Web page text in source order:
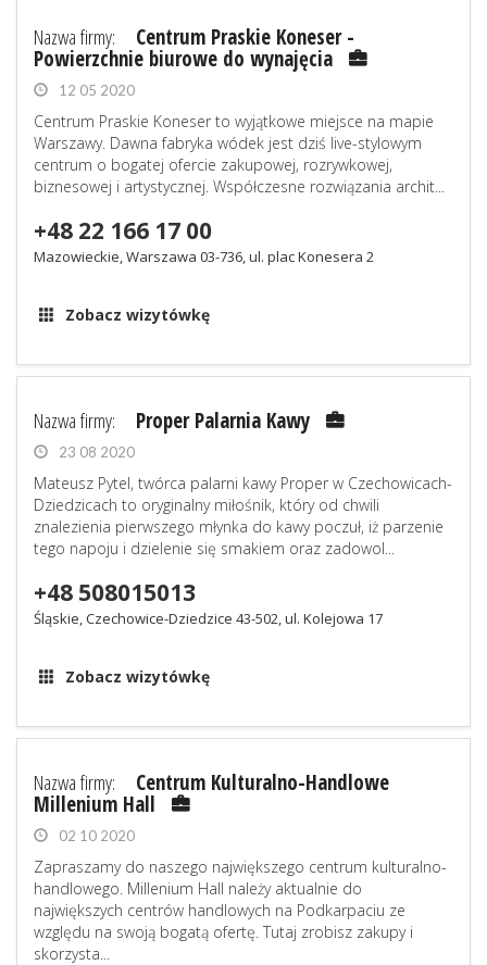
Nazwa firmy: Centrum Praskie Koneser -
Powierzchnie biurowe do wynajęcia
12 05 2020
Centrum Praskie Koneser to wyjątkowe miejsce na mapie
Warszawy. Dawna fabryka wódek jest dziś live-stylowym
centrum o bogatej ofercie zakupowej, rozrywkowej,
biznesowej i artystycznej. Współczesne rozwiązania archit...
+48 22 166 17 00
Mazowieckie, Warszawa 03-736, ul. plac Konesera 2
Zobacz wizytówkę
Nazwa firmy: Proper Palarnia Kawy
23 08 2020
Mateusz Pytel, twórca palarni kawy Proper w Czechowicach-
Dziedzicach to oryginalny miłośnik, który od chwili
znalezienia pierwszego młynka do kawy poczuł, iż parzenie
tego napoju i dzielenie się smakiem oraz zadowol...
+48 508015013
Śląskie, Czechowice-Dziedzice 43-502, ul. Kolejowa 17
Zobacz wizytówkę
Nazwa firmy: Centrum Kulturalno-Handlowe
Millenium Hall
02 10 2020
Zapraszamy do naszego największego centrum kulturalno-
handlowego. Millenium Hall należy aktualnie do
największych centrów handlowych na Podkarpaciu ze
względu na swoją bogatą ofertę. Tutaj zrobisz zakupy i
skorzysta...